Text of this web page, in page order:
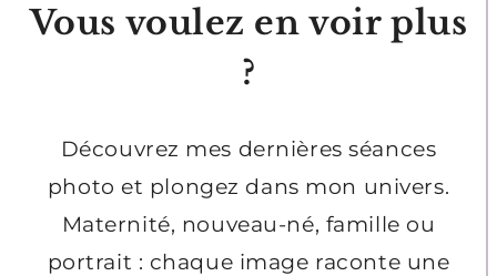
Vous voulez en voir plus
?
Découvrez mes dernières séances
photo et plongez dans mon univers.
Maternité, nouveau-né, famille ou
portrait : chaque image raconte une